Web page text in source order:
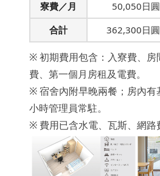
寮費／月
50,050日圓
合計
362,300日圓
※ 初期費用包含：入寮費、房
費、第一個月房租及電費。
※ 宿舍內附早晚兩餐；房內有
小時管理員常駐。
※ 費用已含水電、瓦斯、網路